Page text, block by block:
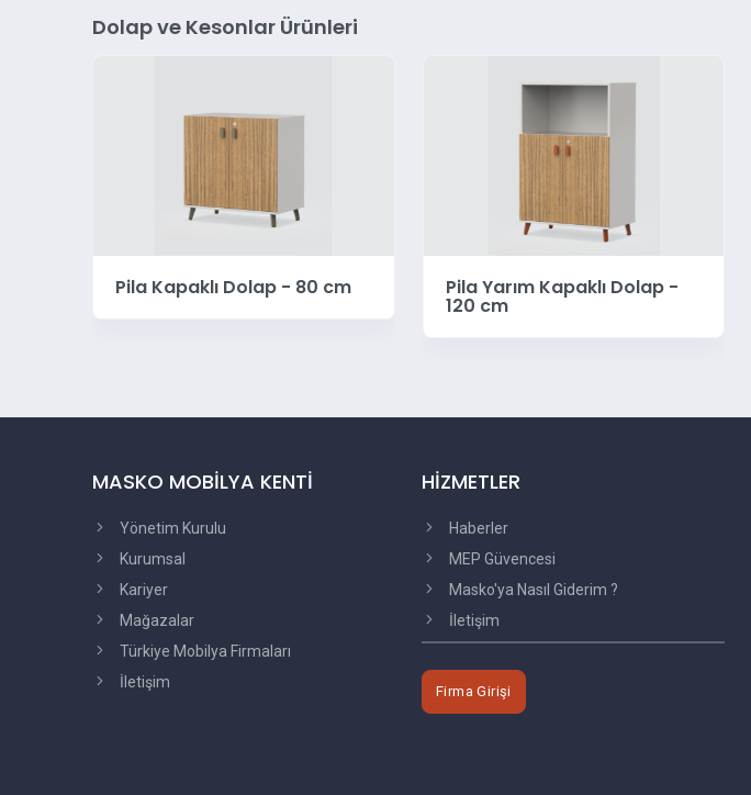
Dolap ve Kesonlar Ürünleri
Pila Kapaklı Dolap - 80 cm Pila Yarım Kapaklı Dolap -
120 cm
MASKO MOBİLYA KENTİ
Yönetim Kurulu
Kurumsal
Kariyer
Mağazalar
Türkiye Mobilya Firmaları
İletişim
HİZMETLER
Haberler
MEP Güvencesi
Masko'ya Nasıl Giderim ?
İletişim
Firma Girişi